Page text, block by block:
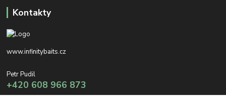
Kontakty
www.infinitybaits.cz
Petr Pudil
+420 608 966 873